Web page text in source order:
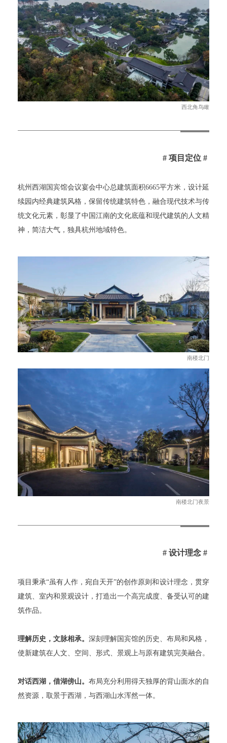
西北角鸟瞰
# 项目定位 #
杭州西湖国宾馆会议宴会中心总建筑面积6665平方米，设计延
续园内经典建筑风格，保留传统建筑特色，融合现代技术与传
统文化元素，彰显了中国江南的文化底蕴和现代建筑的人文精
神，简洁大气，独具杭州地域特色。
南楼北门
南楼北门夜景
# 设计理念 #
项目秉承“虽有人作，宛自天开”的创作原则和设计理念，贯穿
建筑、室内和景观设计，打造出一个高完成度、备受认可的建
筑作品。
理解历史，文脉相承。 深刻理解国宾馆的历史、布局和风格，
使新建筑在人文、空间、形式、景观上与原有建筑完美融合。
对话西湖，借湖傍山。 布局充分利用得天独厚的背山面水的自
然资源，取景于西湖，与西湖山水浑然一体。